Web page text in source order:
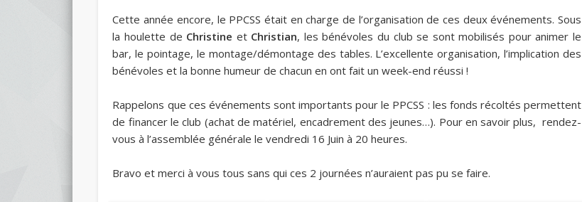
Cette année encore, le PPCSS était en charge de l’organisation de ces deux événements. Sous
la houlette de Christine et Christian, les bénévoles du club se sont mobilisés pour animer le
bar, le pointage, le montage/démontage des tables. L’excellente organisation, l’implication des
bénévoles et la bonne humeur de chacun en ont fait un week-end réussi !
Rappelons que ces événements sont importants pour le PPCSS : les fonds récoltés permettent
de financer le club (achat de matériel, encadrement des jeunes…). Pour en savoir plus, rendez-
vous à l’assemblée générale le vendredi 16 Juin à 20 heures.
Bravo et merci à vous tous sans qui ces 2 journées n’auraient pas pu se faire.